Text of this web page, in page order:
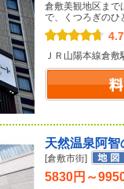
倉敷美観地区まで
で、くつろぎのひ
4.7
ＪＲ山陽本線倉
天然温泉阿
[倉敷市街]
5830円～